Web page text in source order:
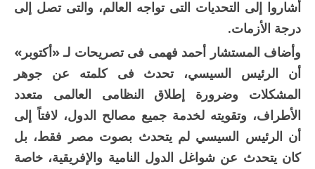
أشاروا إلى التحديات التى تواجه العالم، والتى تصل إلى
درجة الأزمات.
وأضاف المستشار أحمد فهمى فى تصريحات لـ «أكتوبر»
أن الرئيس السيسي، تحدث فى كلمته عن جوهر
المشكلات وضرورة إطلاق النظامى العالمى متعدد
الأطراف، وتقويته لخدمة جميع مصالح الدول، لافتاً إلى
أن الرئيس السيسي لم يتحدث بصوت مصر فقط، بل
كان يتحدث عن شواغل الدول النامية والإفريقية، خاصة